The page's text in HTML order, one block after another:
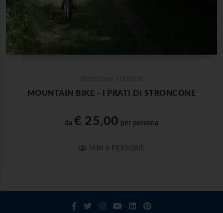
MOUNTAIN BIKE - I PRATI DI STRONCONE
da € 25,00 per persona
MIN 6 PERSONE